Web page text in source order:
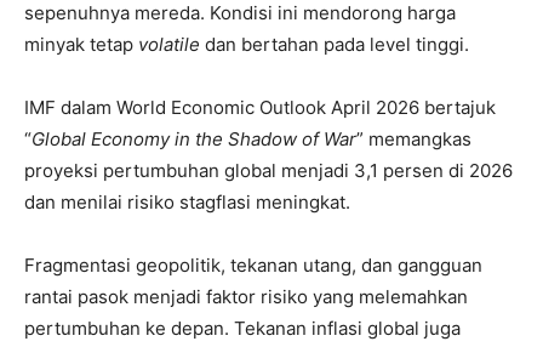
sepenuhnya mereda. Kondisi ini mendorong harga
minyak tetap volatile dan bertahan pada level tinggi.
IMF dalam World Economic Outlook April 2026 bertajuk
“Global Economy in the Shadow of War” memangkas
proyeksi pertumbuhan global menjadi 3,1 persen di 2026
dan menilai risiko stagflasi meningkat.
Fragmentasi geopolitik, tekanan utang, dan gangguan
rantai pasok menjadi faktor risiko yang melemahkan
pertumbuhan ke depan. Tekanan inflasi global juga